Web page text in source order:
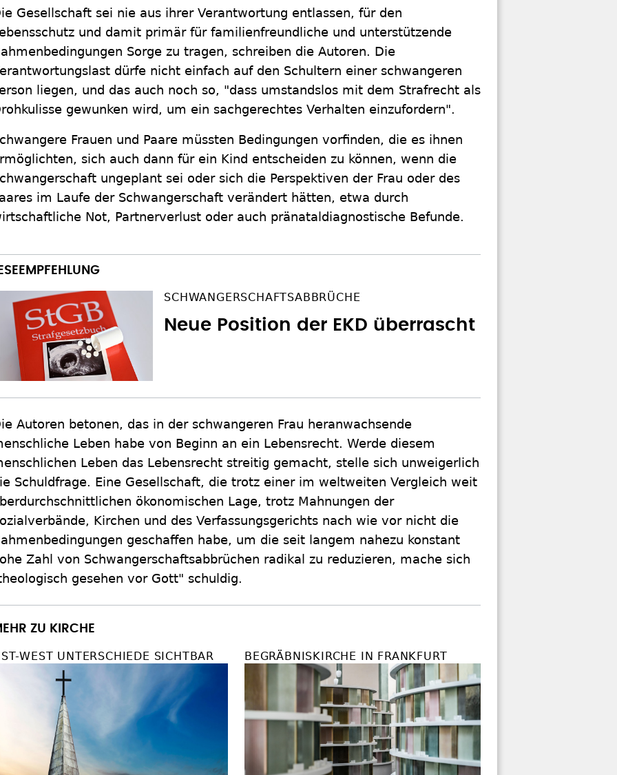
Gesellschaft sei nie aus ihrer Verantwortung entlassen, für den
und damit primär für familienfreundliche und unterstützende
Sorge zu tragen, schreiben die Autoren. Die
dürfe nicht einfach auf den Schultern einer schwangeren
liegen, und das auch noch so, "dass umstandslos mit dem Strafrecht als
gewunken wird, um ein sachgerechtes Verhalten einzufordern".
Frauen und Paare müssten Bedingungen vorfinden, die es ihnen
sich auch dann für ein Kind entscheiden zu können, wenn die
ungeplant sei oder sich die Perspektiven der Frau oder des
im Laufe der Schwangerschaft verändert hätten, etwa durch
Not, Partnerverlust oder auch pränataldiagnostische Befunde.
SCHWANGERSCHAFTSABBRÜCHE
Neue Position der EKD überrascht
Autoren betonen, das in der schwangeren Frau heranwachsende
Leben habe von Beginn an ein Lebensrecht. Werde diesem
Leben das Lebensrecht streitig gemacht, stelle sich unweigerlich
Schuldfrage. Eine Gesellschaft, die trotz einer im weltweiten Vergleich weit
ökonomischen Lage, trotz Mahnungen der
Kirchen und des Verfassungsgerichts nach wie vor nicht die
geschaffen habe, um die seit langem nahezu konstant
Zahl von Schwangerschaftsabbrüchen radikal zu reduzieren, mache sich
gesehen vor Gott" schuldig.
ZU KIRCHE
WEST UNTERSCHIEDE SICHTBAR BEGRÄBNISKIRCHE IN FRANKFURT